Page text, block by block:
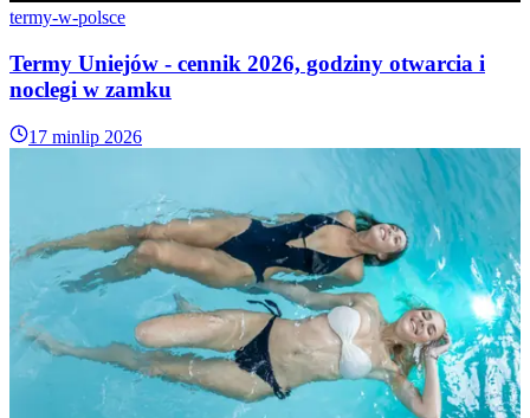
termy-w-polsce
Termy Uniejów - cennik 2026, godziny otwarcia i
noclegi w zamku
17 minlip 2026